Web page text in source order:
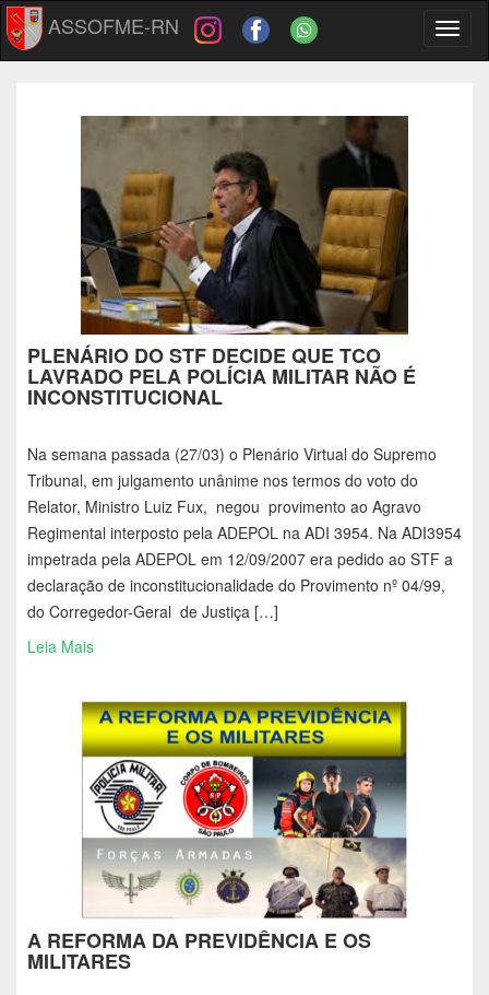
ASSOFME-RN
PLENÁRIO DO STF DECIDE QUE TCO
LAVRADO PELA POLÍCIA MILITAR NÃO É
INCONSTITUCIONAL
Na semana passada (27/03) o Plenário Virtual do Supremo
Tribunal, em julgamento unânime nos termos do voto do
Relator, Ministro Luiz Fux, negou provimento ao Agravo
Regimental interposto pela ADEPOL na ADI 3954. Na ADI3954
impetrada pela ADEPOL em 12/09/2007 era pedido ao STF a
declaração de inconstitucionalidade do Provimento nº 04/99,
do Corregedor-Geral de Justiça […]
Leia Mais
A REFORMA DA PREVIDÊNCIA E OS
MILITARES